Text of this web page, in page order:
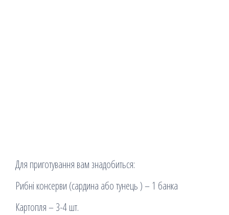
Для приготування вам знадобиться:
Рибні консерви (сардина або тунець ) – 1 банка
Картопля – 3-4 шт.